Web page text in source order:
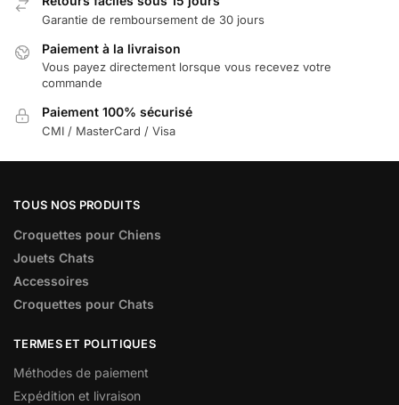
Garantie de remboursement de 30 jours
Paiement à la livraison
Vous payez directement lorsque vous recevez votre
commande
Paiement 100% sécurisé
CMI / MasterCard / Visa
TOUS NOS PRODUITS
Croquettes pour Chiens
Jouets Chats
Accessoires
Croquettes pour Chats
TERMES ET POLITIQUES
Méthodes de paiement
Expédition et livraison